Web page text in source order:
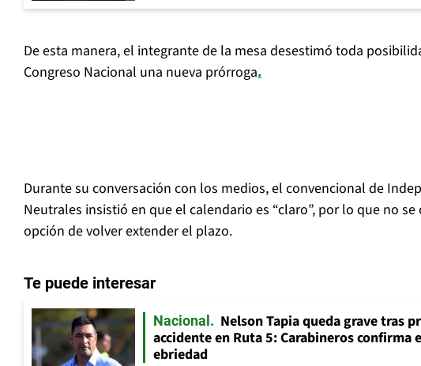
De esta manera, el integrante de la mesa desestimó toda
Congreso Nacional una nueva prórroga.
Durante su conversación con los medios, el convencional de
Neutrales insistió en que el calendario es “claro”, por lo que no se
opción de volver extender el plazo.
Te puede interesar
Nacional
Nelson Tapia queda grave tras
accidente en Ruta 5: Carabineros confirma
ebriedad